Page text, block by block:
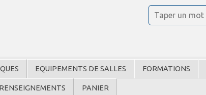
EQUIPEMENTS DE SALLES FORMATIONS
RENSEIGNEMENTS PANIER